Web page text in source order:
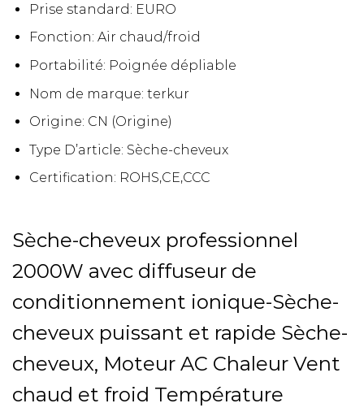
Prise standard: EURO
Fonction: Air chaud/froid
Portabilité: Poignée dépliable
Nom de marque: terkur
Origine: CN (Origine)
Type D’article: Sèche-cheveux
Certification: ROHS,CE,CCC
Sèche-cheveux professionnel
2000W avec diffuseur de
conditionnement ionique-Sèche-
cheveux puissant et rapide Sèche-
cheveux, Moteur AC Chaleur Vent
chaud et froid Température